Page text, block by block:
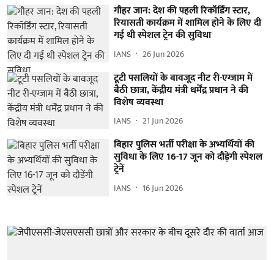
गौहर जान: देश की पहली रिकॉर्डिंग स्टार,
रियासती कार्यक्रम में शामिल होने के लिए दी
गई थी स्पेशल ट्रेन की सुविधा
IANS 26 Jun 2026
टूटी पसलियों के बावजूद नीट री-एग्जाम में
बैठी छात्रा, केंद्रीय मंत्री धर्मेंद्र प्रधान ने की
विशेष व्यवस्था
IANS 21 Jun 2026
बिहार पुलिस भर्ती परीक्षा के अभ्यर्थियों की
सुविधा के लिए 16-17 जून को दौड़ेंगी स्पेशल
ट्रेनें
IANS 16 Jun 2026